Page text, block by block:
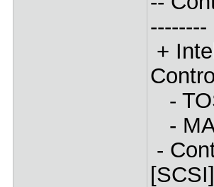
--------
+
-
-
-
[SCSI]